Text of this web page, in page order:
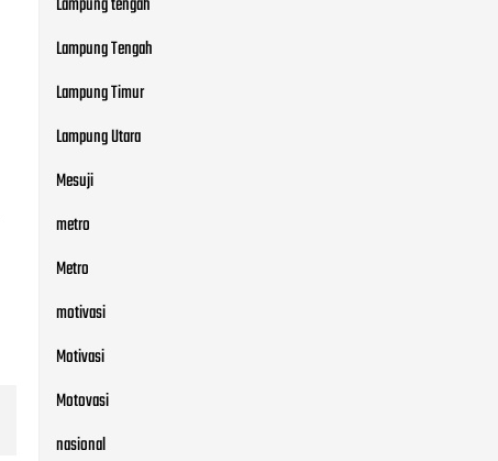
Lampung Tengah
Lampung Timur
Lampung Utara
Mesuji
metro
Metro
motivasi
Motivasi
Motovasi
nasional